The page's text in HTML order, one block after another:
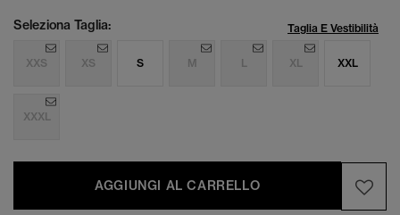
Seleziona Taglia: Taglia E Vestibilità
XXS XS S M L XL XXL
XXXL
AGGIUNGI AL CARRELLO